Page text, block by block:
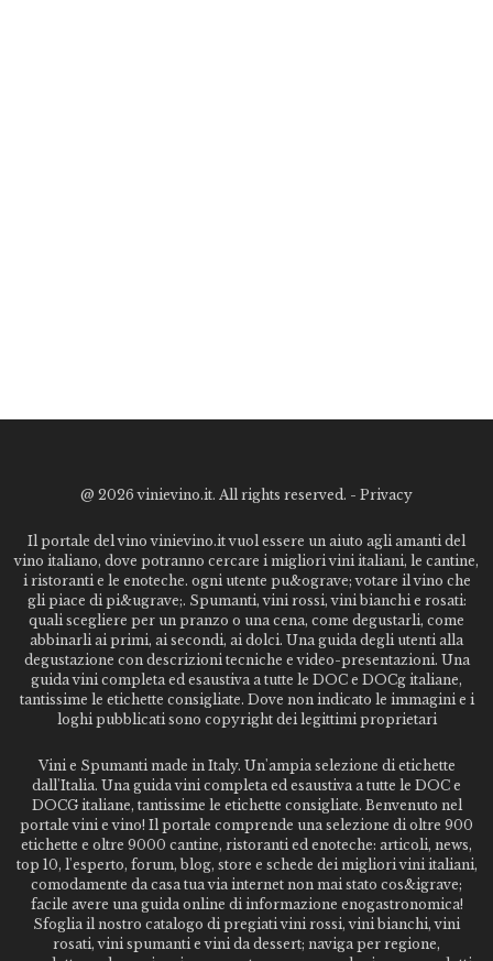
@ 2026 vinievino.it. All rights reserved. - Privacy
Il portale del vino vinievino.it vuol essere un aiuto agli amanti del
vino italiano, dove potranno cercare i migliori vini italiani, le cantine,
i ristoranti e le enoteche. ogni utente pu&ograve; votare il vino che
gli piace di pi&ugrave;. Spumanti, vini rossi, vini bianchi e rosati:
quali scegliere per un pranzo o una cena, come degustarli, come
abbinarli ai primi, ai secondi, ai dolci. Una guida degli utenti alla
degustazione con descrizioni tecniche e video-presentazioni. Una
guida vini completa ed esaustiva a tutte le DOC e DOCg italiane,
tantissime le etichette consigliate. Dove non indicato le immagini e i
loghi pubblicati sono copyright dei legittimi proprietari
Vini e Spumanti made in Italy. Un'ampia selezione di etichette
dall'Italia. Una guida vini completa ed esaustiva a tutte le DOC e
DOCG italiane, tantissime le etichette consigliate. Benvenuto nel
portale vini e vino! Il portale comprende una selezione di oltre 900
etichette e oltre 9000 cantine, ristoranti ed enoteche: articoli, news,
top 10, l'esperto, forum, blog, store e schede dei migliori vini italiani,
comodamente da casa tua via internet non mai stato cos&igrave;
facile avere una guida online di informazione enogastronomica!
Sfoglia il nostro catalogo di pregiati vini rossi, vini bianchi, vini
rosati, vini spumanti e vini da dessert; naviga per regione,